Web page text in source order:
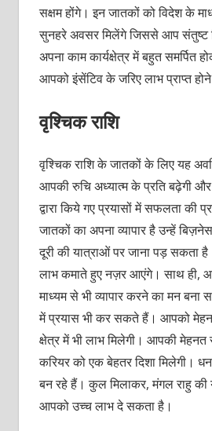
सक्षम होंगे। इन जातकों को विदेश के
सुनहरे अवसर मिलेंगे जिससे आप संतुष्ट
अपना काम कार्यक्षेत्र में बहुत समर्पित
आपको इंसेंटिव के जरिए लाभ प्राप्त
वृश्चिक राशि
वृश्चिक राशि के जातकों के लिए यह
आपकी रुचि अध्यात्म के प्रति बढ़ेगी
द्वारा किये गए प्रयासों में सफलता की
जातकों का अपना व्यापार है उन्हें
दूरी की यात्राओं पर जाना पड़ सकता
लाभ कमाते हुए नज़र आएंगे। साथ ही,
माध्यम से भी व्यापार करने का मन
में प्रयास भी कर सकते हैं। आपको
क्षेत्र में भी लाभ मिलेगी। आपकी
करियर को एक बेहतर दिशा मिलेगी।
बन रहे हैं। कुल मिलाकर, मंगल राहु की
आपको उच्च लाभ दे सकता है।